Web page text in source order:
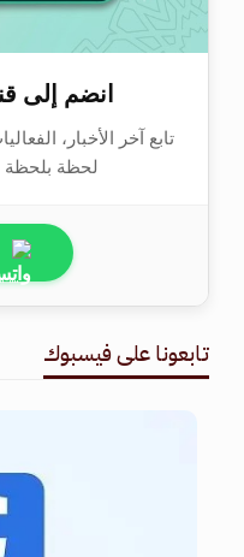
انضم إلى
تابع آخر الأخبار،
لحظة بلحظة
تابعونا على فيسبوك